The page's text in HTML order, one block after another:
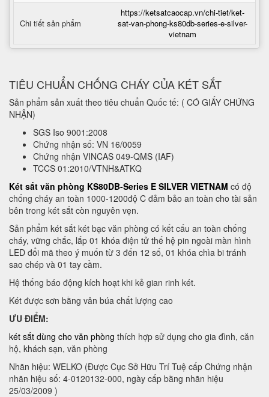
Chi tiết sản phẩm
https://ketsatcaocap.vn/chi-tiet/ket-
sat-van-phong-ks80db-series-e-silver-
vietnam
TIÊU CHUẨN CHỐNG CHÁY CỦA KÉT SẮT
Sản phẩm sản xuất theo tiêu chuẩn Quốc tế: ( CÓ GIẤY CHỨNG
NHẬN)
SGS Iso 9001:2008
Chứng nhận số: VN 16/0059
Chứng nhận VINCAS 049-QMS (IAF)
TCCS 01:2010/VTNH&ATKQ
Két sắt văn phòng KS80DB-Series E SILVER VIETNAM có độ
chống cháy an toàn 1000-1200độ C đảm bảo an toàn cho tài sản
bên trong két sắt còn nguyên vẹn.
Sản phẩm két sắt két bạc văn phòng có kết cấu an toàn chống
cháy, vững chắc, lắp 01 khóa điện tử thế hệ pin ngoài màn hình
LED đổi mã theo ý muốn từ 3 đến 12 số, 01 khóa chìa bi tránh
sao chép và 01 tay cầm.
Hệ thống báo động kích hoạt khi kẻ gian rinh két.
Két được sơn bằng vân búa chất lượng cao
ƯU ĐIỂM:
két sắt dùng cho văn phòng thích hợp sử dụng cho gia đình, căn
hộ, khách sạn, văn phòng
Nhãn hiệu: WELKO (Được Cục Sở Hữu Trí Tuệ cấp Chứng nhận
nhãn hiệu số: 4-0120132-000, ngày cấp bằng nhãn hiệu
25/03/2009 )